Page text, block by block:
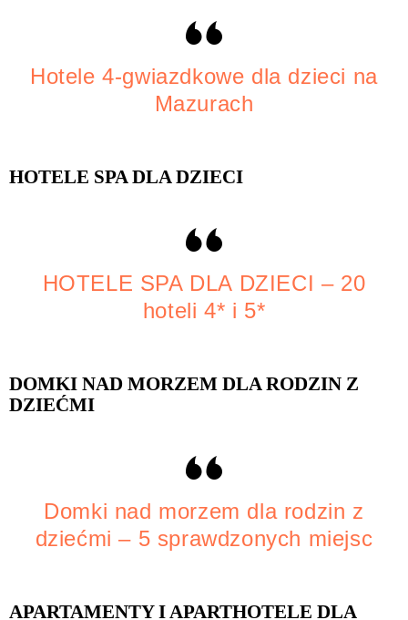
Hotele 4-gwiazdkowe dla dzieci na
Mazurach
HOTELE SPA DLA DZIECI
HOTELE SPA DLA DZIECI – 20
hoteli 4* i 5*
DOMKI NAD MORZEM DLA RODZIN Z
DZIEĆMI
Domki nad morzem dla rodzin z
dziećmi – 5 sprawdzonych miejsc
APARTAMENTY I APARTHOTELE DLA